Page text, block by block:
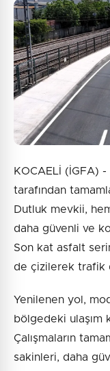
KOCAELİ (İGFA)
tarafından
Dutluk mevkii,
daha güvenli ve
Son kat asfalt
de çizilerek trafik
Yenilenen yol,
bölgedeki ulaşım
Çalışmaların
sakinleri, daha